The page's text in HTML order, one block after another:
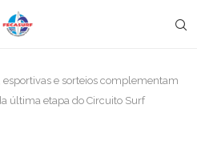
esportivas e sorteios complementam
última etapa do Circuito Surf